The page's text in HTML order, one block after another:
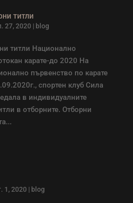
титли
27, 2020 | blog
титли Национално
карате-до 2020 На
първенство по карате
спортен клуб Сила
в индивидуалните
в отборните. Отборни
1, 2020 | blog